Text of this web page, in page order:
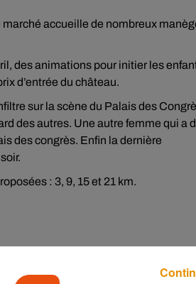
accueille de nombreux
des animations pour initier les
d’entrée du château.
sur la scène du Palais des
des autres. Une autre femme qui a
des congrès. Enfin la dernière
: 3, 9, 15 et 21 km.
artisanales du Berry et